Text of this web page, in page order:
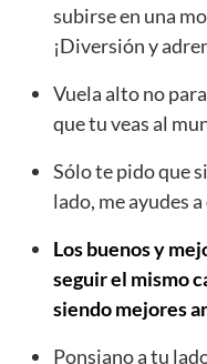
subirse en una
¡Diversión y
Vuela alto no
que tu veas al
Sólo te pido que
lado, me ayudes
Los buenos y
seguir el mismo
siendo mejores
Ponsiano a tu